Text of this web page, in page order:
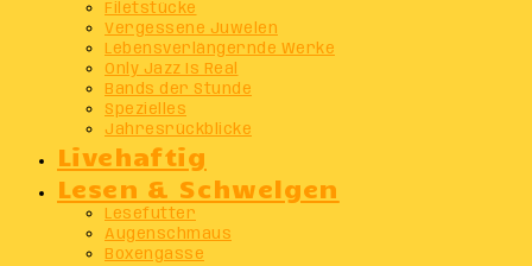
Filetstücke
Vergessene Juwelen
Lebensverlängernde Werke
Only Jazz Is Real
Bands der Stunde
Spezielles
Jahresrückblicke
Livehaftig
Lesen & Schwelgen
Lesefutter
Augenschmaus
Boxengasse